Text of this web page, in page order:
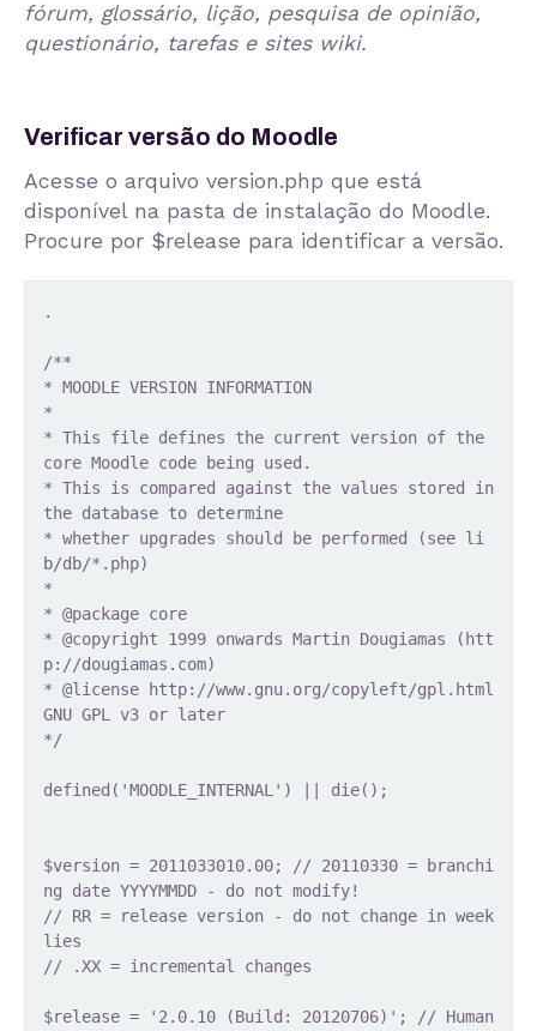
fórum, glossário, lição, pesquisa de opinião,
questionário, tarefas e sites wiki.
Verificar versão do Moodle
Acesse o arquivo version.php que está
disponível na pasta de instalação do Moodle.
Procure por $release para identificar a versão.
.
/**
* MOODLE VERSION INFORMATION
*
* This file defines the current version of the
core Moodle code being used.
* This is compared against the values stored in
the database to determine
* whether upgrades should be performed (see li
b/db/*.php)
*
* @package core
* @copyright 1999 onwards Martin Dougiamas (htt
p://dougiamas.com)
* @license http://www.gnu.org/copyleft/gpl.html
GNU GPL v3 or later
*/
defined('MOODLE_INTERNAL') || die();
$version = 2011033010.00; // 20110330 = branchi
ng date YYYYMMDD - do not modify!
// RR = release version - do not change in week
lies
// .XX = incremental changes
$release = '2.0.10 (Build: 20120706)'; // Human